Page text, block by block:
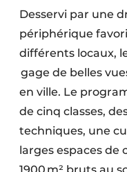
Desservi par une
périphérique
différents locaux,
gage de belles
en ville. Le
de cinq classes,
techniques, une
larges espaces de